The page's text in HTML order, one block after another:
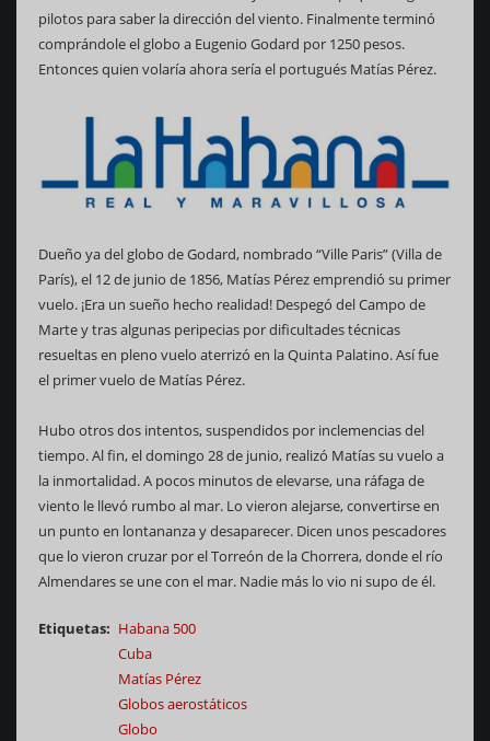
pilotos para saber la dirección del viento. Finalmente terminó
comprándole el globo a Eugenio Godard por 1250 pesos.
Entonces quien volaría ahora sería el portugués Matías Pérez.
Dueño ya del globo de Godard, nombrado “Ville Paris” (Villa de
París), el 12 de junio de 1856, Matías Pérez emprendió su primer
vuelo. ¡Era un sueño hecho realidad! Despegó del Campo de
Marte y tras algunas peripecias por dificultades técnicas
resueltas en pleno vuelo aterrizó en la Quinta Palatino. Así fue
el primer vuelo de Matías Pérez.
Hubo otros dos intentos, suspendidos por inclemencias del
tiempo. Al fin, el domingo 28 de junio, realizó Matías su vuelo a
la inmortalidad. A pocos minutos de elevarse, una ráfaga de
viento le llevó rumbo al mar. Lo vieron alejarse, convertirse en
un punto en lontananza y desaparecer. Dicen unos pescadores
que lo vieron cruzar por el Torreón de la Chorrera, donde el río
Almendares se une con el mar. Nadie más lo vio ni supo de él.
Etiquetas
Habana 500
Cuba
Matías Pérez
Globos aerostáticos
Globo